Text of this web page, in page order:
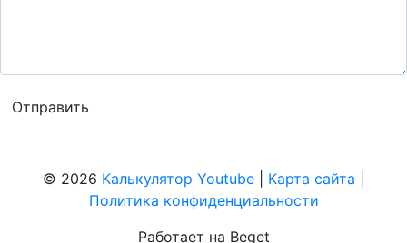
© 2026 Калькулятор Youtube Карта сайта
Политика конфиденциальности
Работает на Beget